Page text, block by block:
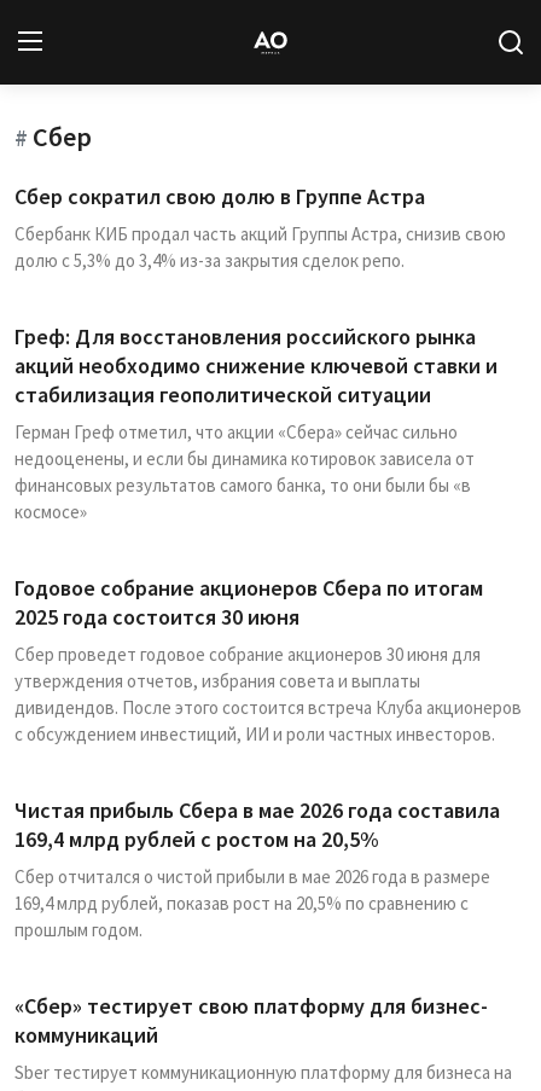
Вход
Новости
Статьи
Авторы
Архив
База знаний
Подписка
# Сбер
Сбер сократил свою долю в Группе Астра
Сбербанк КИБ продал часть акций Группы Астра, снизив свою
долю с 5,3% до 3,4% из-за закрытия сделок репо.
Греф: Для восстановления российского рынка
акций необходимо снижение ключевой ставки и
стабилизация геополитической ситуации
Герман Греф отметил, что акции «Сбера» сейчас сильно
недооценены, и если бы динамика котировок зависела от
финансовых результатов самого банка, то они были бы «в
космосе»
Годовое собрание акционеров Сбера по итогам
2025 года состоится 30 июня
Сбер проведет годовое собрание акционеров 30 июня для
утверждения отчетов, избрания совета и выплаты
дивидендов. После этого состоится встреча Клуба акционеров
с обсуждением инвестиций, ИИ и роли частных инвесторов.
Чистая прибыль Сбера в мае 2026 года составила
169,4 млрд рублей с ростом на 20,5%
Сбер отчитался о чистой прибыли в мае 2026 года в размере
169,4 млрд рублей, показав рост на 20,5% по сравнению с
прошлым годом.
«Сбер» тестирует свою платформу для бизнес-
коммуникаций
Sber тестирует коммуникационную платформу для бизнеса на